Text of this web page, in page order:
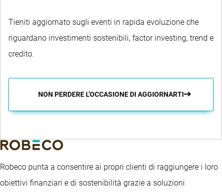
Tieniti aggiornato sugli eventi in rapida evoluzione che
riguardano investimenti sostenibili, factor investing, trend e
credito.
NON PERDERE L'OCCASIONE DI AGGIORNARTI
Robeco punta a consentire ai propri clienti di raggiungere i loro
obiettivi finanziari e di sostenibilità grazie a soluzioni